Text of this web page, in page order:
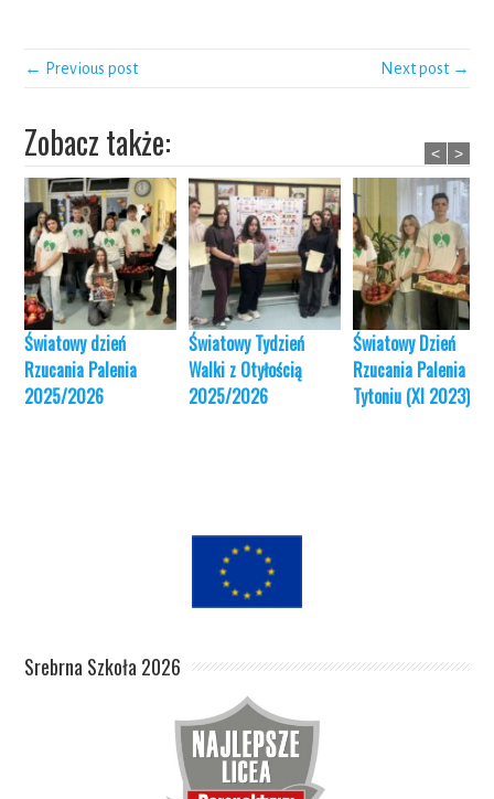
← Previous post Next post →
Zobacz także:
Światowy dzień
Rzucania Palenia
2025/2026
Światowy Tydzień
Walki z Otyłością
2025/2026
Światowy Dzień
Rzucania Palenia
Tytoniu (XI 2023)
< >
Srebrna Szkoła 2026